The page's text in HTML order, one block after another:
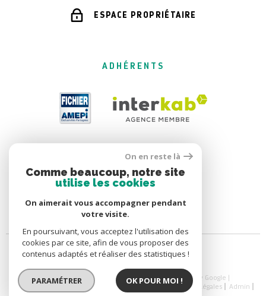
ESPACE PROPRIÉTAIRE
ADHÉRENTS
© 2026 | Tous droits réservés | Traduction powered by Google |
Nos Honoraires
Nos Honoraires Mentions Légales
Admin
On en reste là
Comme beaucoup, notre site
utilise les cookies
On aimerait vous accompagner pendant
votre visite.
En poursuivant, vous acceptez l'utilisation des
cookies par ce site, afin de vous proposer des
contenus adaptés et réaliser des statistiques !
PARAMÉTRER OK POUR MOI !